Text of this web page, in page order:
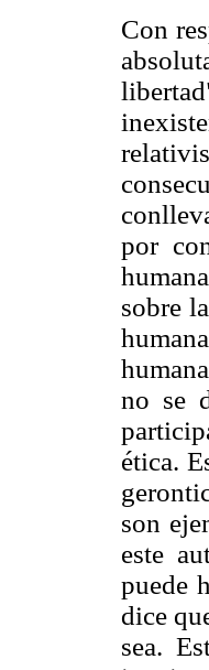
Con
por
sobre
no se
ética.
son
este
puede
dice
sea.